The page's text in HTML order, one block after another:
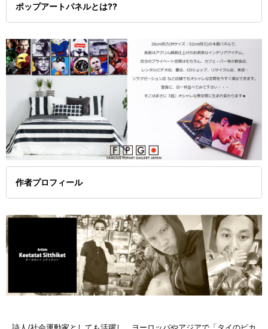
ポップアートパネルとは??
作者プロフィール